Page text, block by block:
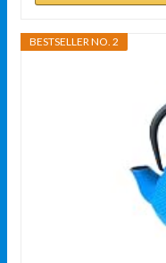
BESTSELLER NO. 2